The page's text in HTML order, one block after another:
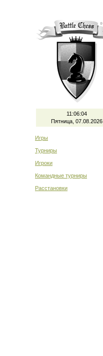
11:06:04
Пятница, 07.08.2026
Игры
Турниры
Игроки
Командные турниры
Расстановки